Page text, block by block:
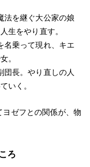
法を継ぐ大公家の娘
生をやり直す。
名乗って現れ、キエ
。
団長。やり直しの人
いく。
ゼフとの関係が、物
ろ